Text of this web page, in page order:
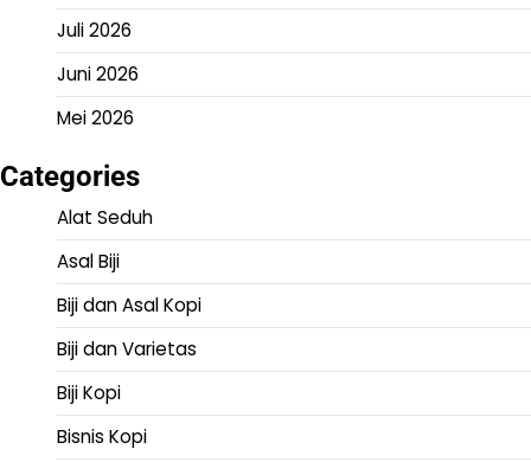
Juli 2026
Juni 2026
Mei 2026
Categories
Alat Seduh
Asal Biji
Biji dan Asal Kopi
Biji dan Varietas
Biji Kopi
Bisnis Kopi